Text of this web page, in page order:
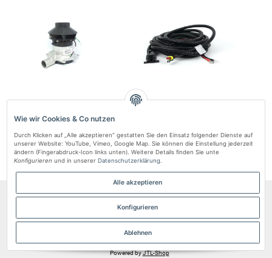
Kabelbaum für die Stromversorgung AIR
Informationen
Gesetzliche Informationen
Powered byJTL-Shop
Wie wir Cookies & Co nutzen
Durch Klicken auf „Alle akzeptieren“ gestatten Sie den Einsatz folgender Dienste auf
unserer Website: YouTube, Vimeo, Google Map. Sie können die Einstellung jederzeit
ändern (Fingerabdruck-Icon links unten). Weitere Details finden Sie unte
Konfigurieren und in unserer Datenschutzerklärung
Alle akzeptieren
Konfigurieren
Ablehnen